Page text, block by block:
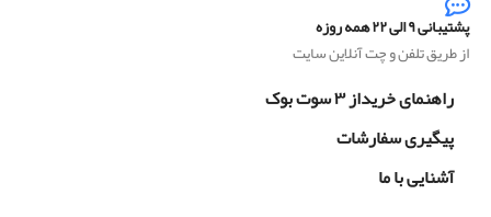
پشتیبانی ۹ الی ۲۲ همه روزه
از طریق تلفن و چت آنلاین سایت
راهنمای خریداز ۳ سوت بوک
پیگیری سفارشات
آشنایی با ما